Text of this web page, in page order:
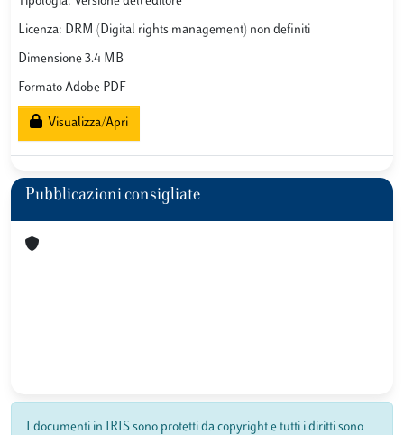
Licenza: DRM (Digital rights management) non definiti
Dimensione 3.4 MB
Formato Adobe PDF
Visualizza/Apri
Pubblicazioni consigliate
I documenti in IRIS sono protetti da copyright e tutti i diritti sono